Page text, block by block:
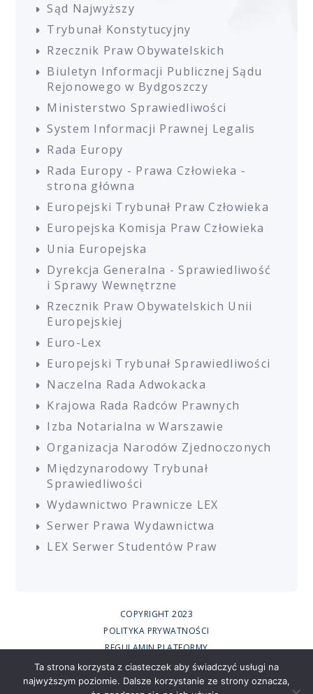
Sąd Najwyższy
Trybunał Konstytucyjny
Rzecznik Praw Obywatelskich
Biuletyn Informacji Publicznej Sądu
Rejonowego w Bydgoszczy
Ministerstwo Sprawiedliwości
System Informacji Prawnej Legalis
Rada Europy
Rada Europy - Prawa Człowieka -
strona główna
Europejski Trybunał Praw Człowieka
Europejska Komisja Praw Człowieka
Unia Europejska
Dyrekcja Generalna - Sprawiedliwość
i Sprawy Wewnętrzne
Rzecznik Praw Obywatelskich Unii
Europejskiej
Euro-Lex
Europejski Trybunał Sprawiedliwości
Naczelna Rada Adwokacka
Krajowa Rada Radców Prawnych
Izba Notarialna w Warszawie
Organizacja Narodów Zjednoczonych
Międzynarodowy Trybunał
Sprawiedliwości
Wydawnictwo Prawnicze LEX
Serwer Prawa Wydawnictwa
LEX Serwer Studentów Praw
COPYRIGHT 2023
POLITYKA PRYWATNOŚCI
REGULAMIN PLATFORMY
REGULAMIN SZKOLEŃ
UCZESTNICY SZKOLEŃ ONLINE
Ta strona korzysta z ciasteczek aby świadczyć usługi na
najwyższym poziomie. Dalsze korzystanie ze strony oznacza,